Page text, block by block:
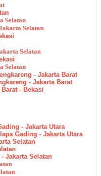
Selatan
Selatan
Selatan
Selatan
- Jakarta Barat
- Jakarta Barat
- Bekasi
- Jakarta Utara
Gading - Jakarta Utara
Selatan
Jakarta Selatan